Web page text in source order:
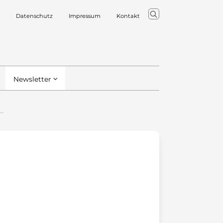
Datenschutz Impressum Kontakt
Newsletter